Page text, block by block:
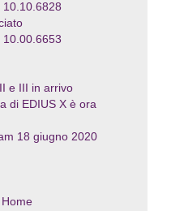
10.10.6828
10.00.6653
e III in arrivo
di EDIUS X è ora
18 giugno 2020